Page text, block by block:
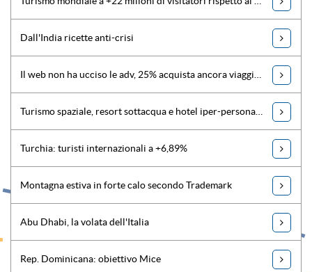
Dall'India ricette anti-crisi
Turchia: turisti internazionali a +6,89%
Montagna estiva in forte calo secondo Trademark
Abu Dhabi, la volata dell'Italia
Rep. Dominicana: obiettivo Mice